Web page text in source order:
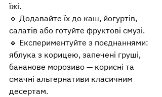
їжі.
🔹 Додавайте їх до каш, йогуртів,
салатів або готуйте фруктові смузі.
🔹 Експериментуйте з поєднаннями:
яблука з корицею, запечені груші,
бананове морозиво — корисні та
смачні альтернативи класичним
десертам.